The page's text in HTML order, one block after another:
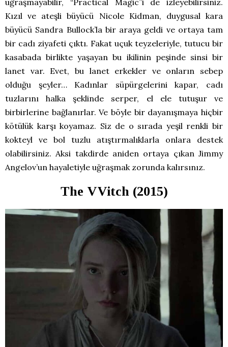
Kızıl ve ateşli büyücü Nicole Kidman, duygusal kara
büyücü Sandra Bullock’la bir araya geldi ve ortaya tam
bir cadı ziyafeti çıktı. Fakat uçuk teyzeleriyle, tutucu bir
kasabada birlikte yaşayan bu ikilinin peşinde sinsi bir
lanet var. Evet, bu lanet erkekler ve onların sebep
olduğu şeyler… Kadınlar süpürgelerini kapar, cadı
tuzlarını halka şeklinde serper, el ele tutuşur ve
birbirlerine bağlanırlar. Ve böyle bir dayanışmaya hiçbir
kötülük karşı koyamaz. Siz de o sırada yeşil renkli bir
kokteyl ve bol tuzlu atıştırmalıklarla onlara destek
olabilirsiniz. Aksi takdirde aniden ortaya çıkan Jimmy
Angelov’un hayaletiyle uğraşmak zorunda kalırsınız.
The VVitch (2015)